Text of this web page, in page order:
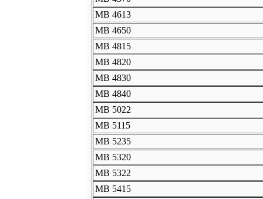
MB 4613
MB 4650
MB 4815
MB 4820
MB 4830
MB 4840
MB 5022
MB 5115
MB 5235
MB 5320
MB 5322
MB 5415